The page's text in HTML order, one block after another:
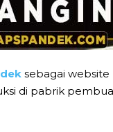
sebagai
di pabrik